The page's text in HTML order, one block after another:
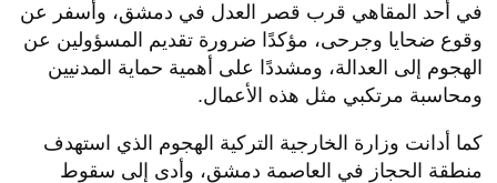
في أحد المقاهي قرب قصر العدل في دمشق، وأسفر عن
وقوع ضحايا وجرحى، مؤكدًا ضرورة تقديم المسؤولين عن
الهجوم إلى العدالة، ومشددًا على أهمية حماية المدنيين
ومحاسبة مرتكبي مثل هذه الأعمال.
كما أدانت وزارة الخارجية التركية الهجوم الذي استهدف
منطقة الحجاز في العاصمة دمشق، وأدى إلى سقوط